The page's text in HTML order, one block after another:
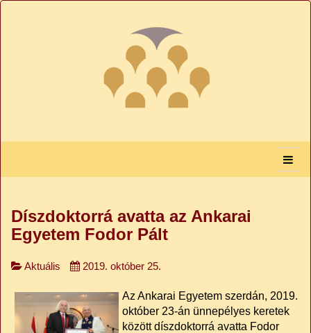
Díszdoktorrá avatta az Ankarai
Egyetem Fodor Pált
Aktuális 2019. október 25.
Az Ankarai Egyetem szerdán, 2019.
október 23-án ünnepélyes keretek
között díszdoktorrá avatta Fodor